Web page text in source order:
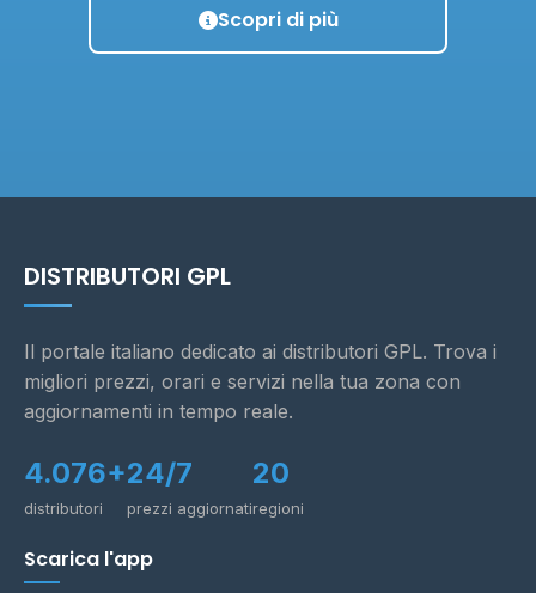
Scopri di più
DISTRIBUTORI GPL
Il portale italiano dedicato ai distributori GPL. Trova i
migliori prezzi, orari e servizi nella tua zona con
aggiornamenti in tempo reale.
4.076+
distributori
24/7
prezzi aggiornati
20
regioni
Scarica l'app